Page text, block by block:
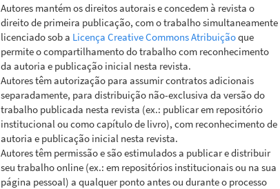
Autores mantém os direitos autorais e concedem à revista o
direito de primeira publicação, com o trabalho simultaneamente
licenciado sob a Licença Creative Commons Atribuiçãoque
permite o compartilhamento do trabalho com reconhecimento
da autoria e publicação inicial nesta revista.
Autores têm autorização para assumir contratos adicionais
separadamente, para distribuição não-exclusiva da versão do
trabalho publicada nesta revista (ex.: publicar em repositório
institucional ou como capítulo de livro), com reconhecimento de
autoria e publicação inicial nesta revista.
Autores têm permissão e são estimulados a publicar e distribuir
seu trabalho online (ex.: em repositórios institucionais ou na sua
página pessoal) a qualquer ponto antes ou durante o processo